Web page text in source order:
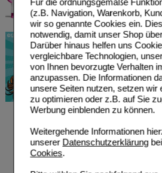
(z.B. Navigation, Warenkorb,
wir so genannte Cookies ein.
notwendig, damit unser Shop
Darüber hinaus helfen uns
vergleichbare Technologien,
von Ihnen bevorzugte Verhalten
anzupassen. Die Informationen
unsere Seiten nutzen, setzen wir
zu optimieren oder z.B. auf Sie
Werbung einblenden zu können.
Weitergehende Informationen
unserer Datenschutzerklärung
Cookies.